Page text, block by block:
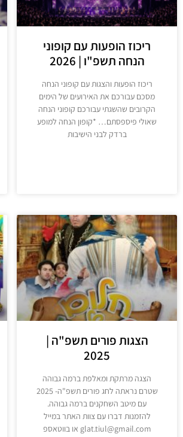
ריכוז הופעות עם קופוני
הנחה תשפ"ו | 2026
ריכוז הופעות והצגות עם קופוני הנחה
מסכם עבורכם את האירועים של הימים
הקרובים שהשגתי עבורכם קופוני הנחה
שאולי פיספסתם… *קופון הנחה למופע
ברדק לבני הישיבות
הצגות פורים תשפ"ה |
2025
הצגה מרתקת ומאלפת ברמה גבוהה
שטרם נראתה לחג פורים תשפ"ה- 2025
עם מיטב השחקנים ברמה גבוהה.
להזמנות דברו עם צוות האתר במייל
glat.tiul@gmail.com או בווטאספ